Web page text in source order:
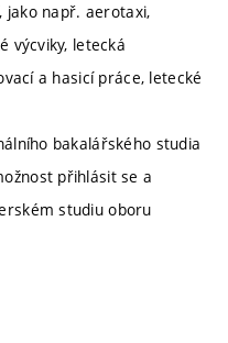
jako např. aerotaxi,
výcviky, letecká
a hasicí práce, letecké
bakalářského studia
přihlásit se a
studiu oboru